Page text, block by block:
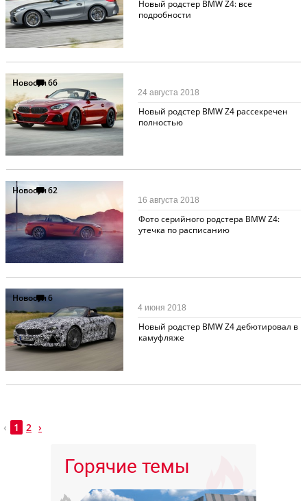
Новый родстер BMW Z4: все
подробности
Новости66
Новый родстер BMW Z4 рассекречен
полностью
24 августа 2018
Новости62
Фото серийного родстера BMW Z4:
утечка по расписанию
16 августа 2018
Новости6
Новый родстер BMW Z4 дебютировал в
камуфляже
4 июня 2018
‹ 1 2 ›
Горячие темы